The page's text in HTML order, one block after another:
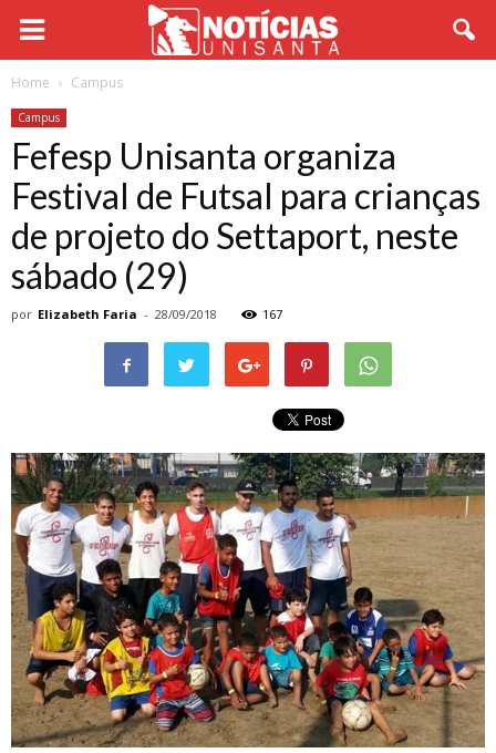
Home Campus
Campus
Fefesp Unisanta organiza
Festival de Futsal para crianças
de projeto do Settaport, neste
sábado (29)
por Elizabeth Faria - 28/09/2018 167